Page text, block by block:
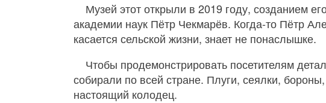
Музей этот открыли в 2019 году, созданием
академии наук Пётр Чекмарёв. Когда-то Пётр
касается сельской жизни, знает не понаслышке.
Чтобы продемонстрировать посетителям
собирали по всей стране. Плуги, сеялки,
настоящий колодец.